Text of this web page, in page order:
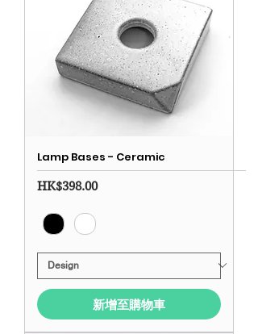
Lamp Bases - Ceramic
價格
HK$398.00
新增至購物車